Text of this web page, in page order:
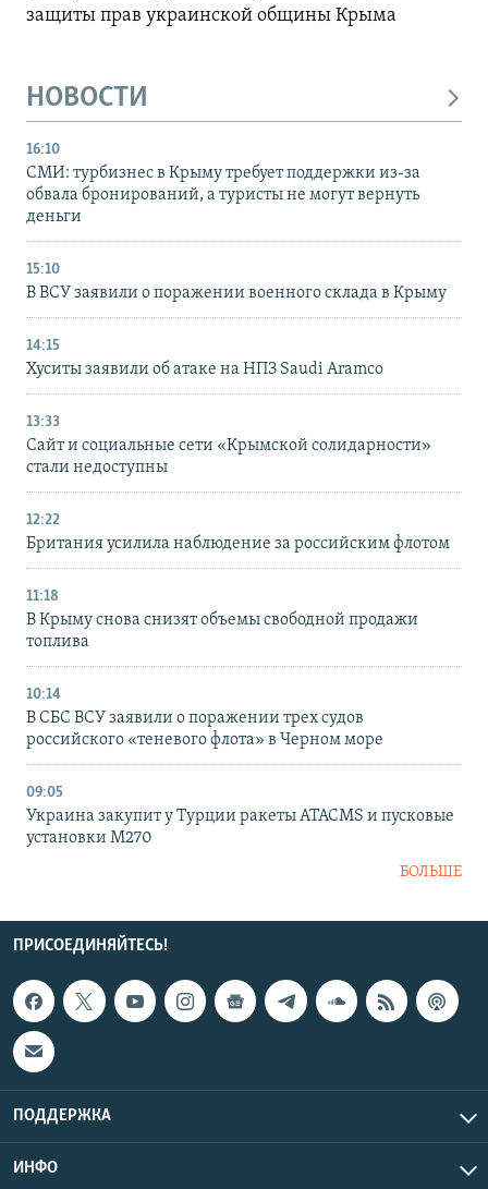
защиты прав украинской общины Крыма
НОВОСТИ
16:10
СМИ: турбизнес в Крыму требует поддержки из-за
обвала бронирований, а туристы не могут вернуть
деньги
15:10
В ВСУ заявили о поражении военного склада в Крыму
14:15
Хуситы заявили об атаке на НПЗ Saudi Aramco
13:33
Сайт и социальные сети «Крымской солидарности»
стали недоступны
12:22
Британия усилила наблюдение за российским флотом
11:18
В Крыму снова снизят объемы свободной продажи
топлива
10:14
В СБС ВСУ заявили о поражении трех судов
российского «теневого флота» в Черном море
09:05
Украина закупит у Турции ракеты ATACMS и пусковые
установки M270
БОЛЬШЕ
ПРИСОЕДИНЯЙТЕСЬ!
ПОДДЕРЖКА
ИНФО